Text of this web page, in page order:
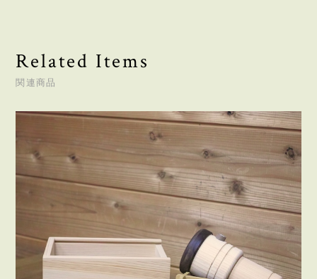
Related Items
関連商品